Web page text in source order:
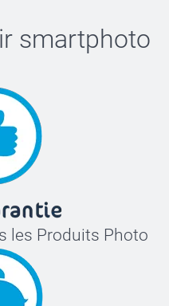
smartphoto
les Produits Photo